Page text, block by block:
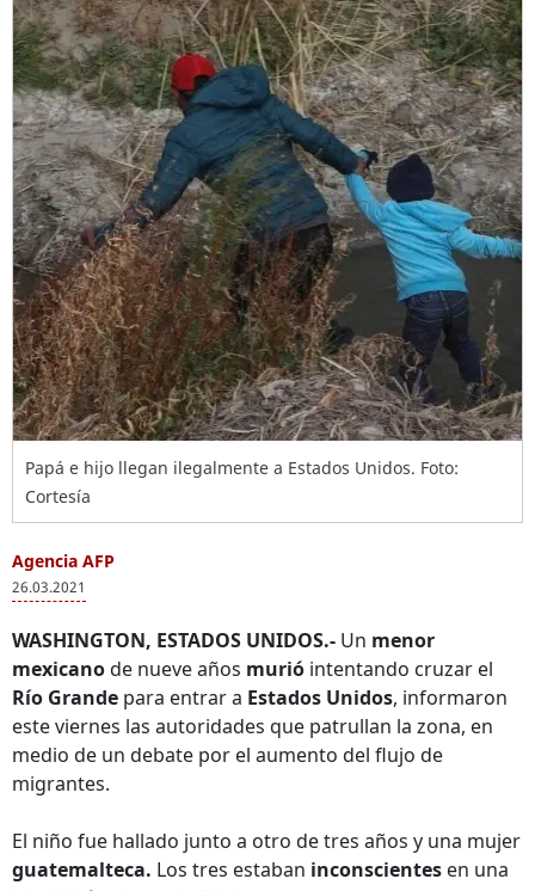
Papá e hijo llegan ilegalmente a Estados Unidos. Foto:
Cortesía
Agencia AFP
26.03.2021
WASHINGTON, ESTADOS UNIDOS.- Un menor
mexicanode nueve años murió intentando cruzar el
Río Grande para entrar a Estados Unidos, informaron
este viernes las autoridades que patrullan la zona, en
medio de un debate por el aumento del flujo de
migrantes.
El niño fue hallado junto a otro de tres años y una mujer
guatemalteca. Los tres estaban inconscientes en una